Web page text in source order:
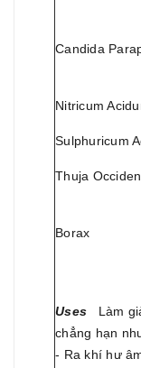
Candida
Nitricum
Sulphuricum
Thuja
Borax
Uses Làm
chẳng hạn
- Ra khí hư